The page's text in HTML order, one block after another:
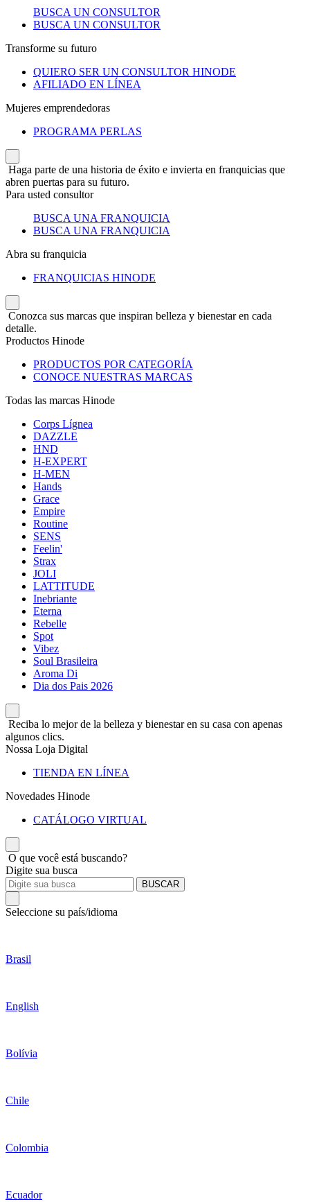
BUSCA UN CONSULTOR
BUSCA UN CONSULTOR
Transforme su futuro
QUIERO SER UN CONSULTOR HINODE
AFILIADO EN LÍNEA
Mujeres emprendedoras
PROGRAMA PERLAS
Haga parte de una historia de éxito e invierta en franquicias que
abren puertas para su futuro.
Para usted consultor
BUSCA UNA FRANQUICIA
BUSCA UNA FRANQUICIA
Abra su franquicia
FRANQUICIAS HINODE
Conozca sus marcas que inspiran belleza y bienestar en cada
detalle.
Productos Hinode
PRODUCTOS POR CATEGORÍA
CONOCE NUESTRAS MARCAS
Todas las marcas Hinode
Corps Lígnea
DAZZLE
HND
H-EXPERT
H-MEN
Hands
Grace
Empire
Routine
SENS
Feelin'
Strax
JOLI
LATTITUDE
Inebriante
Eterna
Rebelle
Spot
Vibez
Soul Brasileira
Aroma Di
Dia dos Pais 2026
Reciba lo mejor de la belleza y bienestar en su casa con apenas
algunos clics.
Nossa Loja Digital
TIENDA EN LÍNEA
Novedades Hinode
CATÁLOGO VIRTUAL
O que você está buscando?
Digite sua busca
BUSCAR
Seleccione su país/idioma
Brasil
English
Bolívia
Chile
Colombia
Ecuador